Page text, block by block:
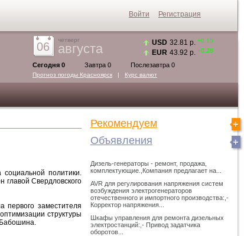
06
четверг
августа
Сегодня 0 Завтра 0 Послезавтра 0
Прогноз погоды Красноярск | Курс валют
USD 32.81 р. +0.15
EUR 43.92 р. +0.26
политики.
Свердловского
первого заместителя
структуры
Рекомендуем
Объявления
Дизель-генераторы - ремонт, продажа,
комплектующие.,Компания предлагает на...
AVR для регулирования напряжения систем
возбуждения электрогенераторов
отечественного и импортного производства:,-
Корректор напряжения...
Шкафы управления для ремонта дизельных
электростанций:,- Привод задатчика
оборотов...
Войти Регистрация